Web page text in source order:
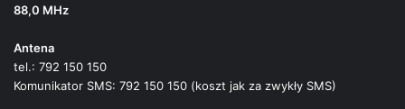
88,0 MHz
Antena
tel.: 792 150 150
Komunikator SMS: 792 150 150 (koszt jak za zwykły SMS)